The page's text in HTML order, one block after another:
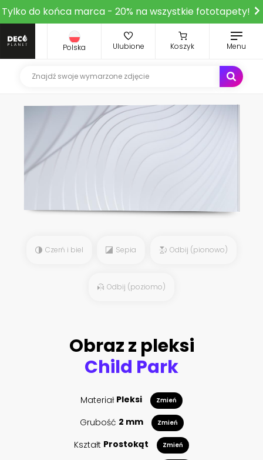
Tylko do końca marca - 20% na wszystkie fototapety!
Polska Ulubione Koszyk Menu
Czerń i biel Sepia Odbij (pionowo)
Odbij (poziomo)
Obraz z pleksi
Child Park
Materiał Pleksi Zmień
Grubość 2 mm Zmień
Kształt Prostokąt Zmień